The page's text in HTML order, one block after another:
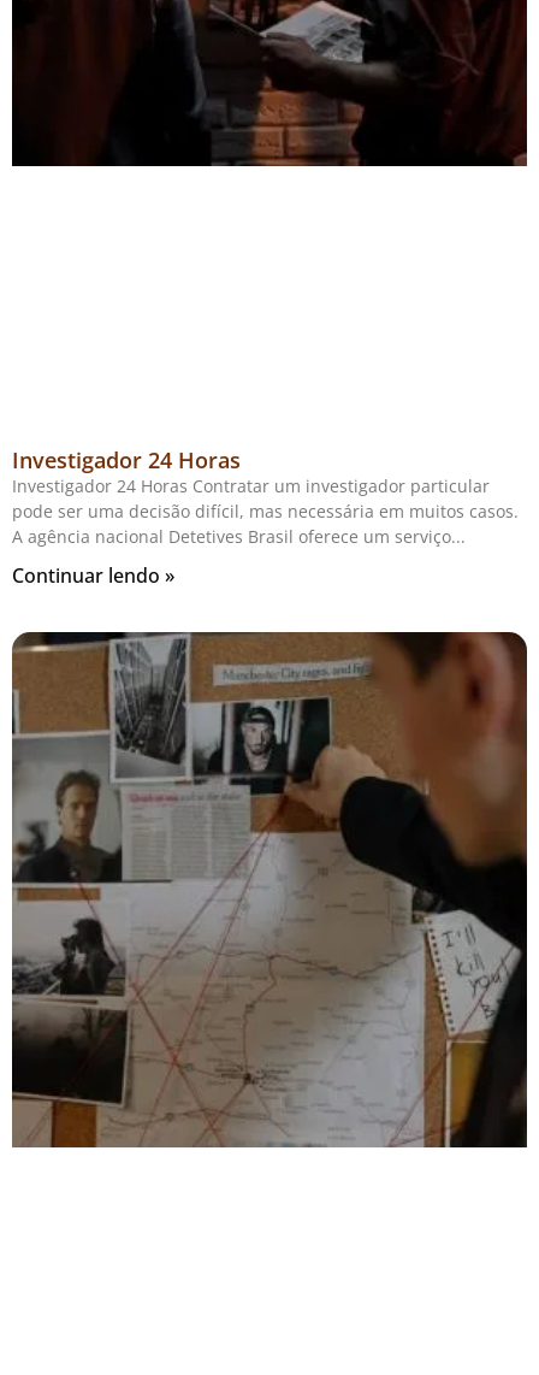
Investigador 24 Horas
Investigador 24 Horas Contratar um investigador particular
pode ser uma decisão difícil, mas necessária em muitos casos.
A agência nacional Detetives Brasil oferece um serviço
Continuar lendo »